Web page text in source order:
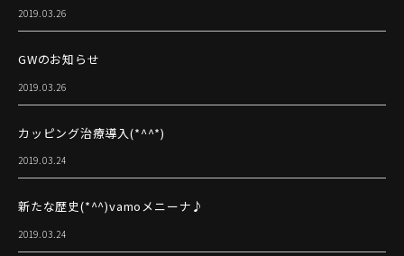
2019.03.26
GWのお知らせ
2019.03.26
カッピング治療導入(*^^*)
2019.03.24
新たな歴史(*^^)vamoメニーナ♪
2019.03.24